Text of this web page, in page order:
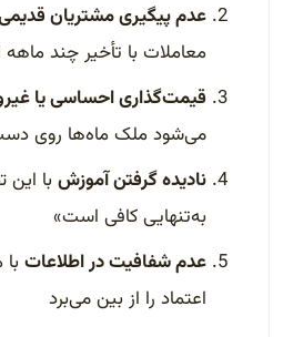
عدم پیگیری مشتریان
معاملات با تأخیر چند
قیمت‌گذاری احساسی یا
می‌شود ملک ماه‌ها روی
نادیده گرفتن آموزشبا این
به‌تنهایی کافی است»
عدم شفافیت در اطلاعات
اعتماد را از بین می‌برد